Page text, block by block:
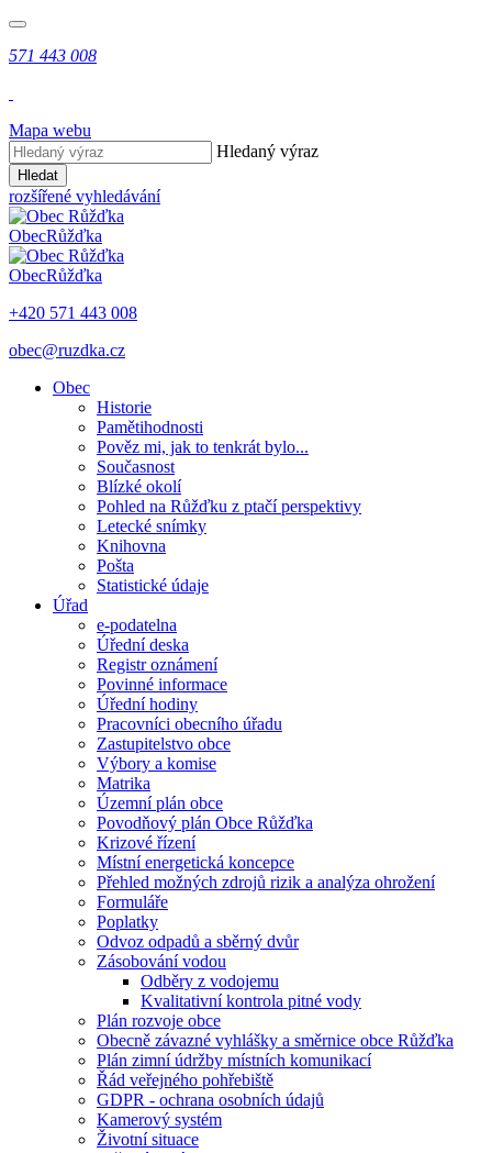
571 443 008
Mapa webu
Hledaný výraz
Hledat
rozšířené vyhledávání
ObecRůžďka
ObecRůžďka
+420 571 443 008
obec@ruzdka.cz
Obec
Historie
Pamětihodnosti
Pověz mi, jak to tenkrát bylo...
Současnost
Blízké okolí
Pohled na Růžďku z ptačí perspektivy
Letecké snímky
Knihovna
Pošta
Statistické údaje
Úřad
e-podatelna
Úřední deska
Registr oznámení
Povinné informace
Úřední hodiny
Pracovníci obecního úřadu
Zastupitelstvo obce
Výbory a komise
Matrika
Územní plán obce
Povodňový plán Obce Růžďka
Krizové řízení
Místní energetická koncepce
Přehled možných zdrojů rizik a analýza ohrožení
Formuláře
Poplatky
Odvoz odpadů a sběrný dvůr
Zásobování vodou
Odběry z vodojemu
Kvalitativní kontrola pitné vody
Plán rozvoje obce
Obecně závazné vyhlášky a směrnice obce Růžďka
Plán zimní údržby místních komunikací
Řád veřejného pohřebiště
GDPR - ochrana osobních údajů
Kamerový systém
Životní situace